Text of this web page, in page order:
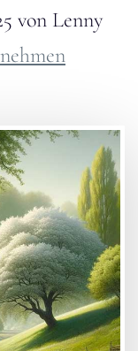
von Lenny